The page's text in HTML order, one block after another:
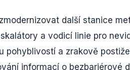
další stanice
a vodicí linie pro
pohyblivostí a zrakově
informací o bezbariérové